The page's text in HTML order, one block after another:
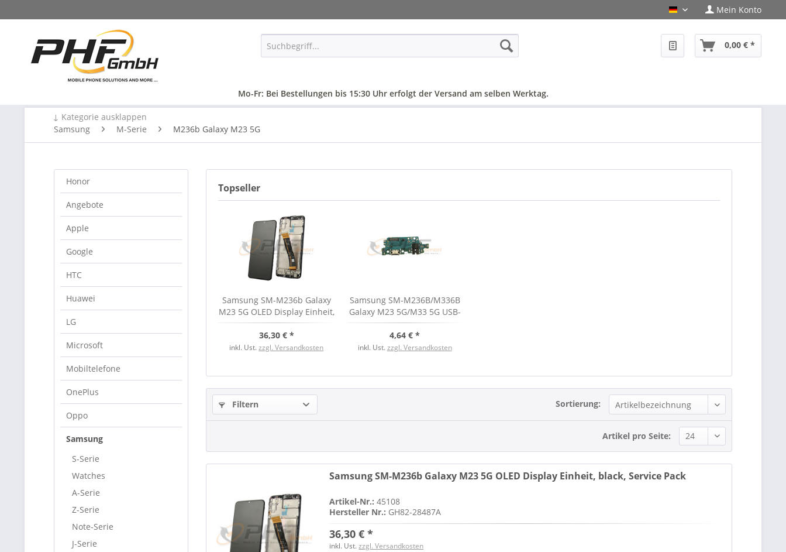
PHF-Shop Deutsch
Mein Konto
0,00 € *
Mo-Fr: Bei Bestellungen bis 15:30 Uhr erfolgt der Versand am selben Werktag.
↓ Kategorie ausklappen
Samsung
M-Serie M236b Galaxy M23 5G
Honor
Angebote
Apple
Google
HTC
Huawei
LG
Microsoft
Mobiltelefone
OnePlus
Oppo
Samsung
S-Serie
Watches
A-Serie
Z-Serie
Note-Serie
J-Serie
Topseller
Samsung SM-M236b Galaxy
M23 5G OLED Display Einheit,
black, Service Pack
36,30 € *
inkl. Ust.zzgl. Versandkosten
Samsung SM-M236B/M336B
Galaxy M23 5G/M33 5G USB-
C Anschluss mit Flex & Mikro,
neu
4,64 € *
inkl. Ust.zzgl. Versandkosten
Filtern Sortierung:
Artikel pro Seite:
Samsung SM-M236b Galaxy M23 5G OLED Display Einheit, black, Service Pack
Artikel-Nr.:45108
Hersteller Nr.: GH82-28487A
36,30 € *
inkl. Ust.zzgl. Versandkosten